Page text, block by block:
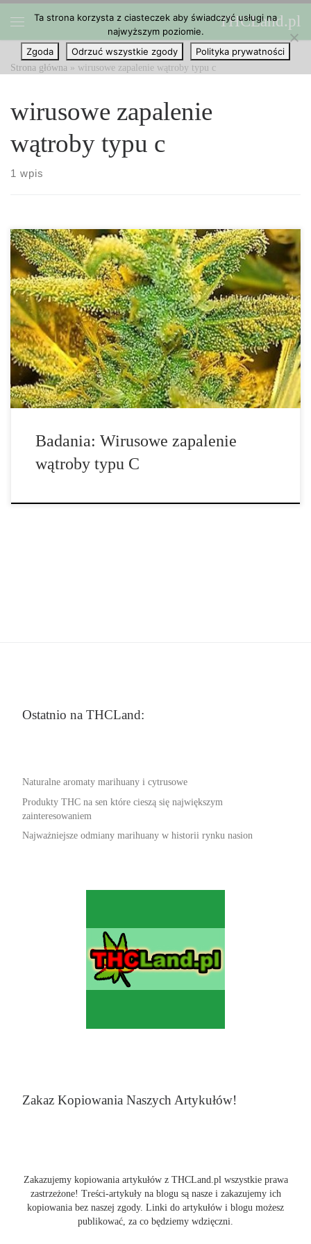
Przejdź do treści THCLand.pl
Strona główna » wirusowe zapalenie wątroby typu c
wirusowe zapalenie
wątroby typu c
1 wpis
Jedno z badań wykazało, że medyczna marihuana może być bardzo
przydatna w sprawianiu, że pacjenci z wirusowym zapaleniem
wątroby typu C poczują się lepiej, nawet jeśli są oni na lekach
przeciwwirusowych. Leki te często są związane z nudnościami i
innymi […]
Badania: Wirusowe zapalenie
wątroby typu C
Ostatnio na THCLand:
Naturalne aromaty marihuany i cytrusowe
Produkty THC na sen które cieszą się największym
zainteresowaniem
Najważniejsze odmiany marihuany w historii rynku nasion
Zakaz Kopiowania Naszych Artykułów!
Zakazujemy kopiowania artykułów z THCLand.pl wszystkie prawa
zastrzeżone! Treści-artykuły na blogu są nasze i zakazujemy ich
kopiowania bez naszej zgody. Linki do artykułów i blogu możesz
publikować, za co będziemy wdzięczni.
Ta strona korzysta z ciasteczek aby świadczyć usługi na
najwyższym poziomie.
Zgoda
Odrzuć wszystkie zgody Polityka prywatności